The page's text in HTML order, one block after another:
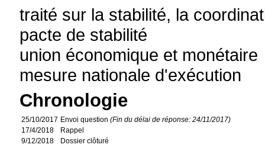
traité sur la stabilité, la
pacte de stabilité
union économique et monétaire
mesure nationale d'exécution
Chronologie
25/10/2017 Envoi question(Fin du délai de réponse: 24/11/2017)
17/4/2018
Rappel
9/12/2018
Dossier clôturé